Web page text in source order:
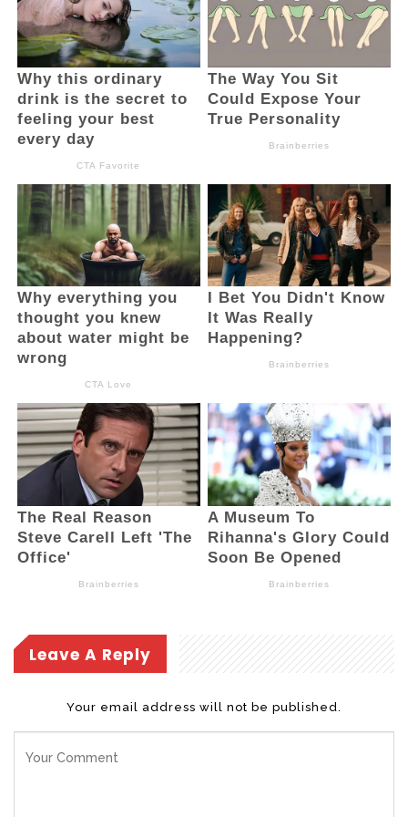
berprestasi di Kota Kotamobagu, dan bisa
mendulang banyak medali, baik diajang
kompetisi tingkat daerah, nasional bahkan
hingga internasional,” ujar dr Weny.
Sementara itu Ketua Akuatik Kotamobagu,
Aisya Christine Bibisa Liando
mengapresiasi kehadiran dr Weny Gaib
disela-sela kegiatan latihan para atlet di
kolam renang Gelora Ambang.
“Saya selaku ketua akuatik kota
Kotamobagu berterimaksih atas
keringanan langkah dari dokter wenny gaib
seluruh atlit yg berlatih di kolam renang
Gelora Ambang,” ujarnya.
Titin sapaan karib Aisya Christine Bibisa
Liando juga mengungkapkan, dengan
fasilitas kolam yang ada, kini kedua club
yaitu club renang TCW Akuatik Swimming
Club dan Znergy Akuatik Club sudah
berprestasi yang sudah mengharumkan
nama daerah Kota Kotamobagu khususnya
“Bahkan dalam beberapa hari kedepan,
TCW Akuatik swimming club akan
Leave A Reply
Your email address will not be published.